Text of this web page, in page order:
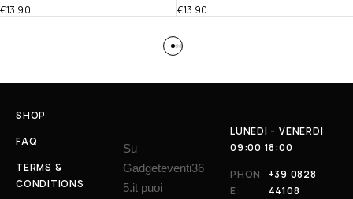
€13.90 €13.90
SHOP
FAQ
TERMS &
CONDITIONS
Su
Gadgeteventi36
5.it puoi
LUNEDI - VENERDI
09:00 18:00
PHON
E:
+39 0828
44108